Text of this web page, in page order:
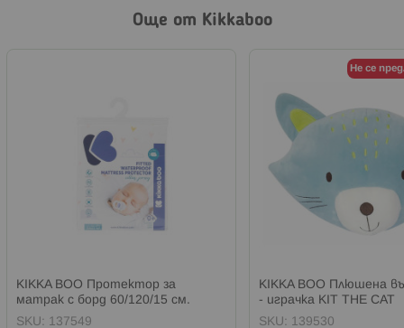
Още от Kikkaboo
KIKKA BOO Протектор за
матрак с борд 60/120/15 см.
HEARTS
SKU: 137549
Не се
KIKKA BOO Плюшена
- играчка KIT THE CAT
SKU: 139530